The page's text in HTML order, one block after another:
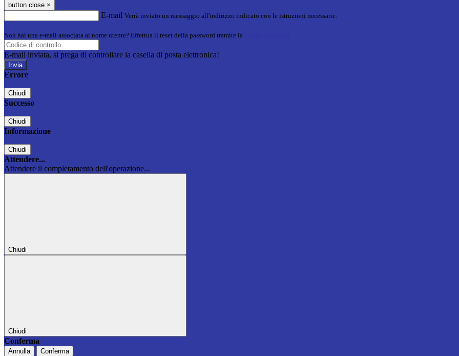
button close ×
E-mail Verrà inviato un messaggio all'indirizzo indicato con le istruzioni necessarie.
Non hai una e-mail associata al nome utente? Effettua il reset della password tramite la
E-mail inviata, si prega di controllare la casella di posta elettronica!
Errore
Chiudi
Successo
Chiudi
Informazione
Chiudi
Attendere...
Attendere il completamento dell'operazione...
Chiudi
Chiudi
Conferma
Annulla Conferma